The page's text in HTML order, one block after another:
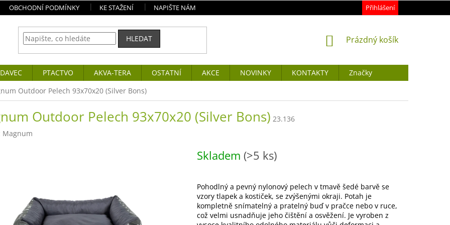
OBCHODNÍ PODMÍNKY KE STAŽENÍ NAPIŠTE NÁM Přihlášení
HLEDAT
NÁKUPNÍ
Prázdný košík
PTACTVO AKVA-TERA OSTATNÍ AKCE NOVINKY KONTAKTY
Značky
Outdoor Pelech 93x70x20 (Silver Bons)
Outdoor Pelech 93x70x20 (Silver Bons) 23.136
Magnum
Skladem (>5 ks)
Pohodlný a pevný nylonový pelech v tmavě šedé barvě se
vzory tlapek a kostiček, se zvýšenými okraji. Potah je
kompletně snímatelný a pratelný buď v pračce nebo v ruce,
což velmi usnadňuje jeho čištění a osvěžení. Je vyroben z